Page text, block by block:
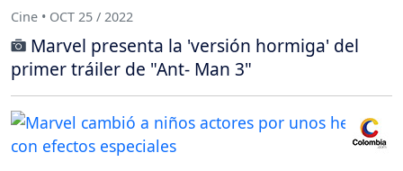
Cine • OCT 25 / 2022
Marvel presenta la 'versión hormiga' del
primer tráiler de "Ant- Man 3"